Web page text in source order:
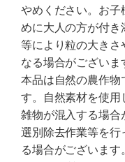
やめください。お子
めに大人の方が付
等により粒の大き
なる場合がございま
本品は自然の農作物
す。自然素材を使
雑物が混入する場合
選別除去作業等を
る場合がございま